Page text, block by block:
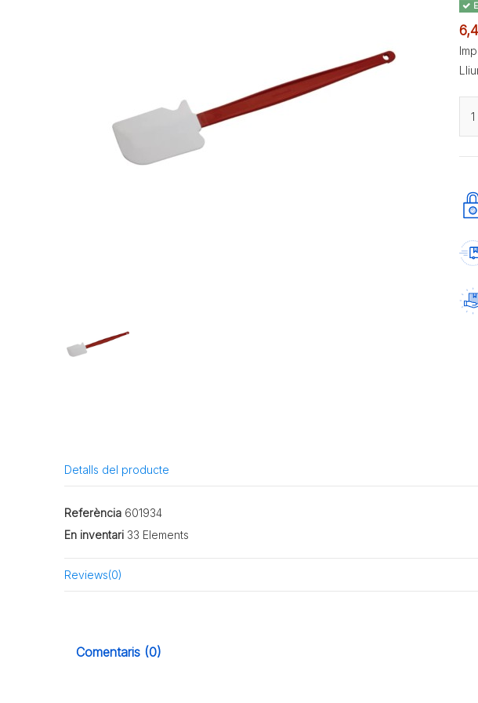
Detalls del producte
Referència 601934
En inventari 33 Elements
Reviews(0)
Comentaris (0)